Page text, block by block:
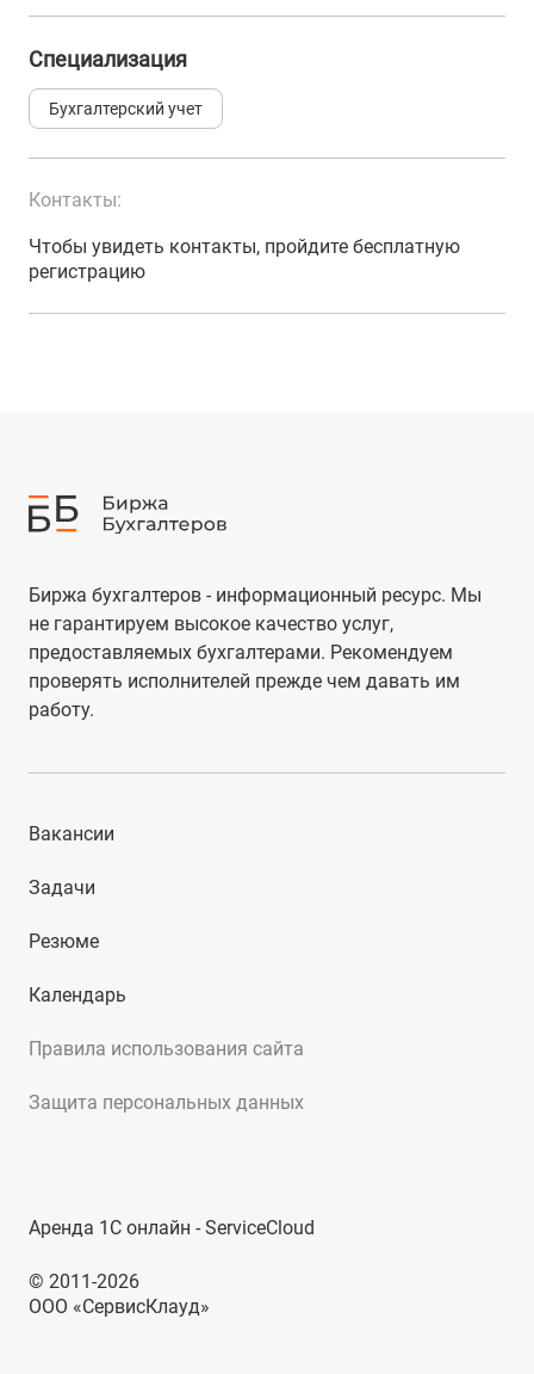
Специализация
Бухгалтерский учет
Контакты:
Чтобы увидеть контакты, пройдите бесплатную
регистрацию
Биржа бухгалтеров - информационный ресурс. Мы
не гарантируем высокое качество услуг,
предоставляемых бухгалтерами. Рекомендуем
проверять исполнителей прежде чем давать им
работу.
Правила использования сайта
Защита персональных данных
Вакансии
Задачи
Резюме
Календарь
Аренда 1С онлайн - ServiceCloud
© 2011-2026
ООО «СервисКлауд»